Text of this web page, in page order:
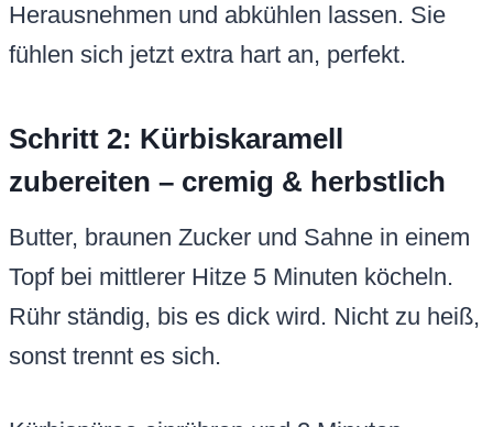
Herausnehmen und abkühlen lassen. Sie
fühlen sich jetzt extra hart an, perfekt.
Schritt 2: Kürbiskaramell
zubereiten – cremig & herbstlich
Butter, braunen Zucker und Sahne in einem
Topf bei mittlerer Hitze 5 Minuten köcheln.
Rühr ständig, bis es dick wird. Nicht zu heiß,
sonst trennt es sich.